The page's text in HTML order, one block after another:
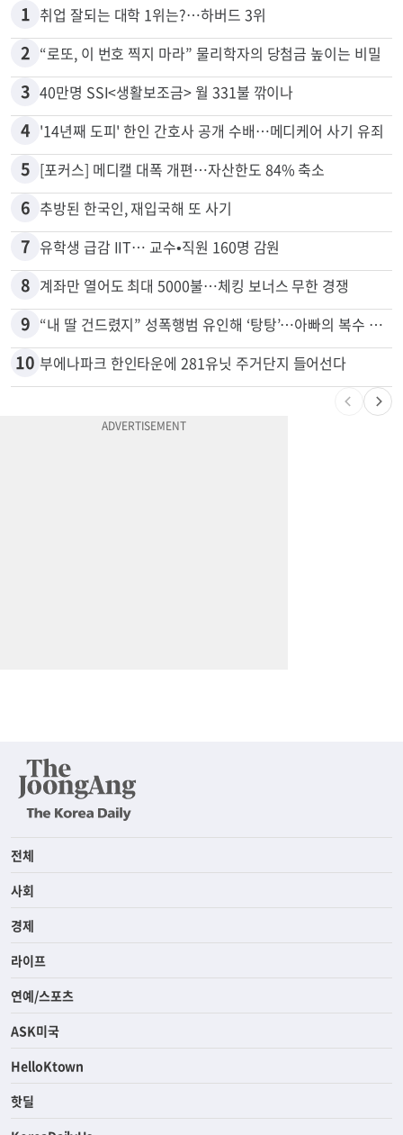
1 취업 잘되는 대학 1위는?…하버드 3위
2 “로또, 이 번호 찍지 마라” 물리학자의 당첨금 높이는 비밀
3 40만명 SSI<생활보조금> 월 331불 깎이나
4 '14년째 도피' 한인 간호사 공개 수배…메디케어 사기 유죄
5 [포커스] 메디캘 대폭 개편…자산한도 84% 축소
6 추방된 한국인, 재입국해 또 사기
7 유학생 급감 IIT… 교수•직원 160명 감원
8 계좌만 열어도 최대 5000불…체킹 보너스 무한 경쟁
9 “내 딸 건드렸지” 성폭행범 유인해 ‘탕탕’…아빠의 복수 결말
10 부에나파크 한인타운에 281유닛 주거단지 들어선다
전체
사회
경제
라이프
연예/스포츠
ASK미국
HelloKtown
핫딜